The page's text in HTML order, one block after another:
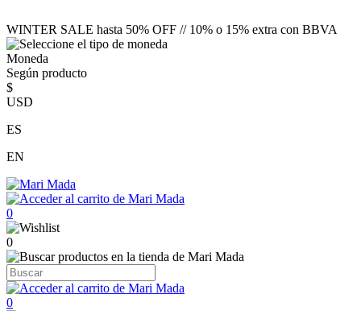
WINTER SALE hasta 50% OFF // 10% o 15% extra con BBVA
Moneda
Según producto
$
USD
ES
EN
0
0
0